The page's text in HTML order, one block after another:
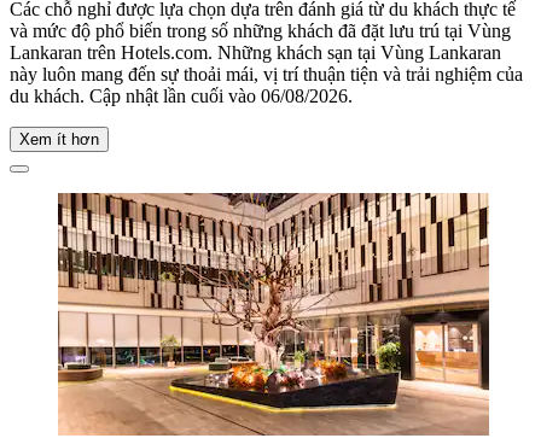
Các chỗ nghỉ được lựa chọn dựa trên đánh giá từ du khách thực tế
và mức độ phổ biến trong số những khách đã đặt lưu trú tại Vùng
Lankaran trên Hotels.com. Những khách sạn tại Vùng Lankaran
này luôn mang đến sự thoải mái, vị trí thuận tiện và trải nghiệm của
du khách. Cập nhật lần cuối vào 06/08/2026.
Xem ít hơn